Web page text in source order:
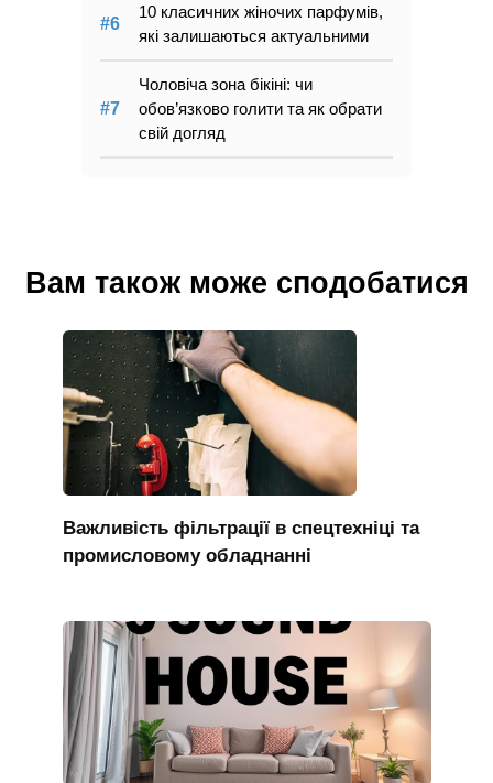
10 класичних жіночих парфумів,
які залишаються актуальними
Чоловіча зона бікіні: чи
обов’язково голити та як обрати
свій догляд
Вам також може сподобатися
Важливість фільтрації в спецтехніці та
промисловому обладнанні